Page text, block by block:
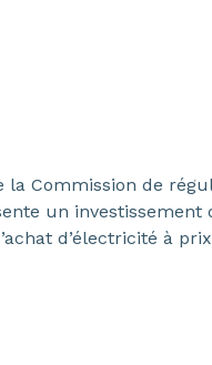
la Commission de
un investissement
d’électricité à